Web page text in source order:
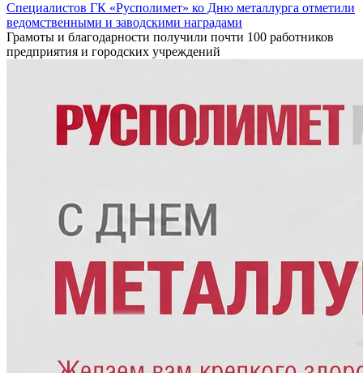
Специалистов ГК «Русполимет» ко Дню металлурга отметили
ведомственными и заводскими наградами
Грамоты и благодарности получили почти 100 работников
предприятия и городских учреждений